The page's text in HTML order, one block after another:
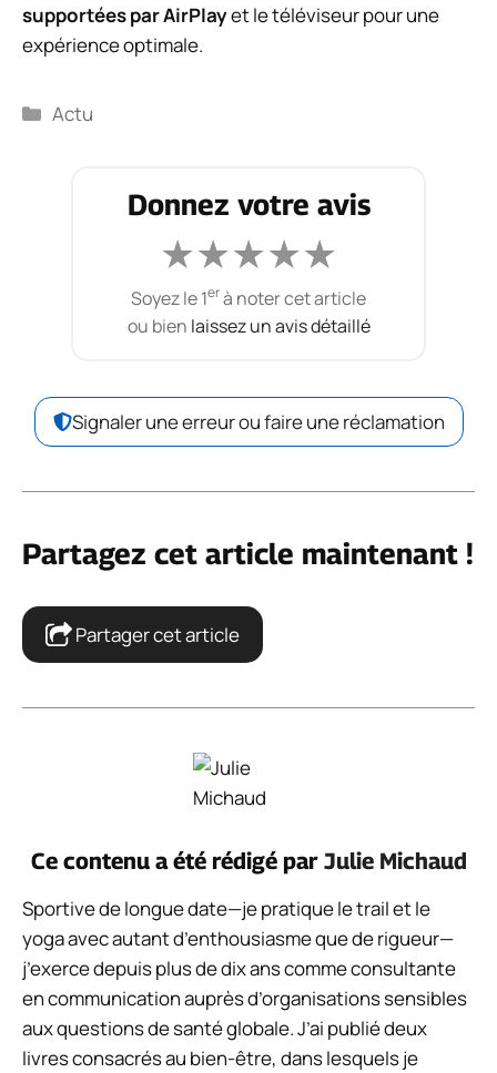
supportées par AirPlayet le téléviseur pour une
expérience optimale.
Catégories
Actu
Donnez votre avis
★★★★★
Soyez le 1erà noter cet article
ou bien laissez un avis détaillé
Signaler une erreur ou faire une réclamation
Partagez cet article maintenant !
Partager cet article
Ce contenu a été rédigé par Julie Michaud
Sportive de longue date—je pratique le trail et le
yoga avec autant d’enthousiasme que de rigueur—
j’exerce depuis plus de dix ans comme consultante
en communication auprès d’organisations sensibles
aux questions de santé globale. J’ai publié deux
livres consacrés au bien-être, dans lesquels je